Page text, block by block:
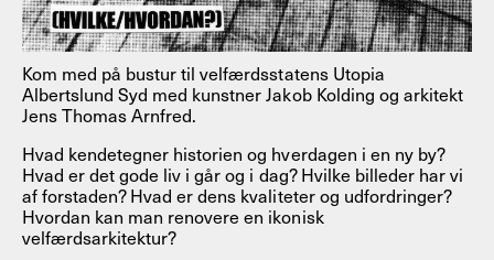
Kom med på bustur til velfærdsstatens Utopia
Albertslund Syd med kunstner Jakob Kolding og arkitekt
Jens Thomas Arnfred.
Hvad kendetegner historien og hverdagen i en ny by?
Hvad er det gode liv i går og i dag? Hvilke billeder har vi
af forstaden? Hvad er dens kvaliteter og udfordringer?
Hvordan kan man renovere en ikonisk
velfærdsarkitektur?